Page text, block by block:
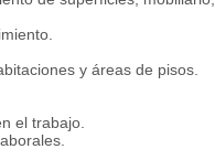
y áreas de pisos.
el trabajo.